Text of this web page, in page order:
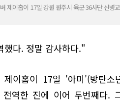
제이홉이 17일 강원 원주시 육군 36사단 신
했다. 정말 감사하다."
제이홉이 17일 '아미'(방탄
전역한 진에 이어 두번째다.